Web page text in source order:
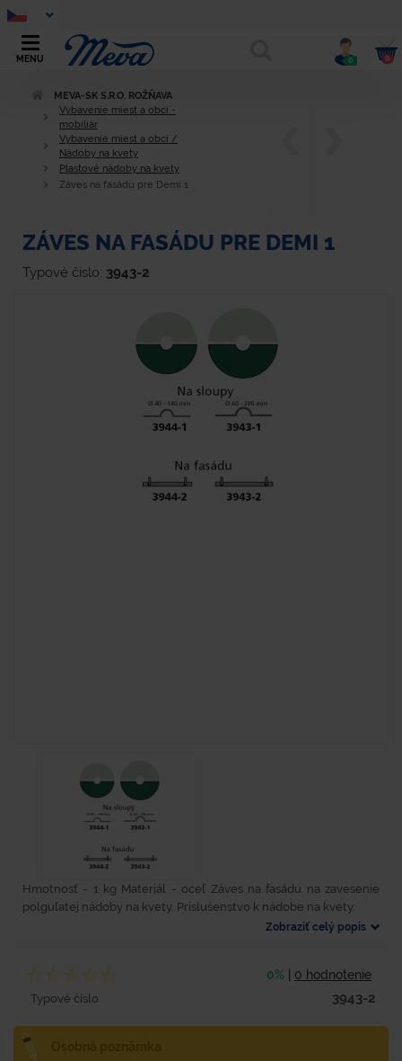
MENU 0 0
MEVA-SK S.R.O. ROŽŇAVA
Vybavenie miest a obcí -
mobiliár
Vybavenie miest a obcí /
Nádoby na kvety
Plastové nádoby na kvety
Záves na fasádu pre Demi 1
ZÁVES NA FASÁDU PRE DEMI 1
Typové číslo: 3943-2
Hmotnosť - 1 kg Materiál - oceľ Záves na fasádu na zavesenie
polguľatej nádoby na kvety. Príslušenstvo k nádobe na kvety.
Zobraziť celý popis
0% 0 hodnotenie
Typové číslo 3943-2